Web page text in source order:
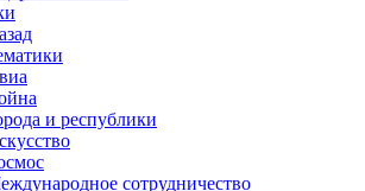
и республики
сотрудничество